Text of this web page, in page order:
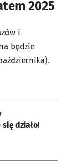
2025
i
będzie
działo!